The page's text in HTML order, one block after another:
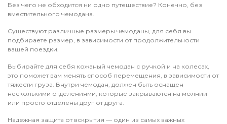
Без чего не обходится ни одно путешествие? Конечно, без
вместительного чемодана.
Существуют различные размеры чемоданы, для себя вы
подбираете размер, в зависимости от продолжительности
вашей поездки.
Выбирайте для себя кожаный чемодан с ручкой и на колесах,
это поможет вам менять способ перемещения, в зависимости от
тяжести груза. Внутри чемодан, должен быть оснащен
несколькими отделениями, которые закрываются на молнии
или просто отделены друг от друга.
Надежная защита от вскрытия — один из самых важных